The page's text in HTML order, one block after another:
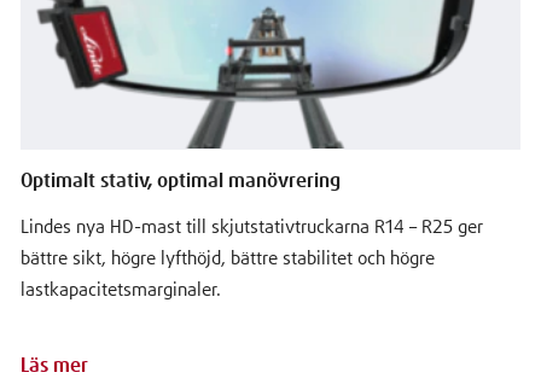
Optimalt stativ, optimal manövrering
Lindes nya HD-mast till skjutstativtruckarna R14 – R25 ger
bättre sikt, högre lyfthöjd, bättre stabilitet och högre
lastkapacitetsmarginaler.
Läs mer